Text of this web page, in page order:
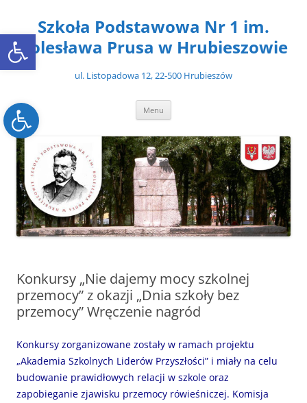
Open toolbar
Open toolbar
treściSzkoła Podstawowa Nr 1 im.
Bolesława Prusa w Hrubieszowie
ul. Listopadowa 12, 22-500 Hrubieszów
Menu
Konkursy „Nie dajemy mocy szkolnej
przemocy” z okazji „Dnia szkoły bez
przemocy” Wręczenie nagród
Konkursy zorganizowane zostały w ramach projektu
„Akademia Szkolnych Liderów Przyszłości” i miały na celu
budowanie prawidłowych relacji w szkole oraz
zapobieganie zjawisku przemocy rówieśniczej. Komisja